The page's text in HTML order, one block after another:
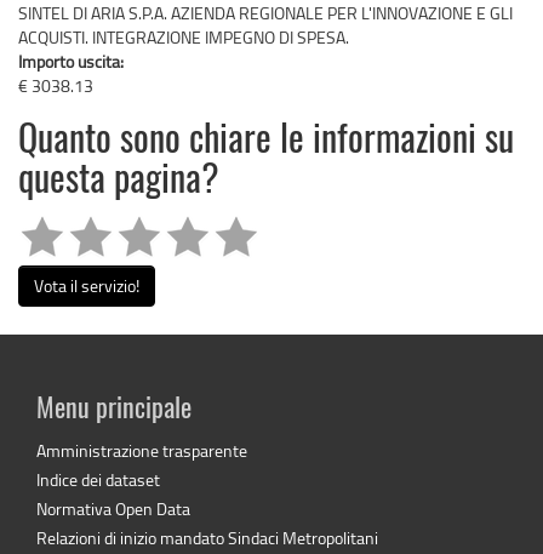
SINTEL DI ARIA S.P.A. AZIENDA REGIONALE PER L'INNOVAZIONE E GLI
ACQUISTI. INTEGRAZIONE IMPEGNO DI SPESA.
Importo uscita:
€ 3038.13
Quanto sono chiare le informazioni su
questa pagina?
Vota il servizio!
Menu principale
Amministrazione trasparente
Indice dei dataset
Normativa Open Data
Relazioni di inizio mandato Sindaci Metropolitani